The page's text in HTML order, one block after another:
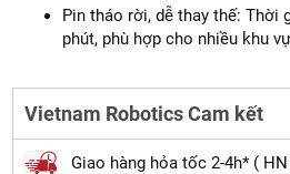
Pin tháo rời, dễ thay thế: Thời
phút, phù hợp cho nhiều khu
Vietnam Robotics Cam kết
Giao hàng hỏa tốc 2-4h* (